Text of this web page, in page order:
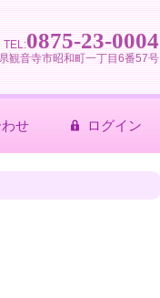
TEL:0875-23-0004
観音寺市昭和町一丁目6番57号
せ ログイン